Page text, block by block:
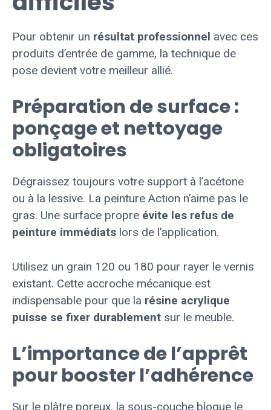
Pour obtenir un résultat professionnel avec ces
produits d’entrée de gamme, la technique de
pose devient votre meilleur allié.
Préparation de surface :
ponçage et nettoyage
obligatoires
Dégraissez toujours votre support à l’acétone
ou à la lessive. La peinture Action n’aime pas le
gras. Une surface propre évite les refus de
peinture immédiats lors de l’application.
Utilisez un grain 120 ou 180 pour rayer le vernis
existant. Cette accroche mécanique est
indispensable pour que la résine acrylique
puisse se fixer durablement sur le meuble.
L’importance de l’apprêt
pour booster l’adhérence
Sur le plâtre poreux, la sous-couche bloque le